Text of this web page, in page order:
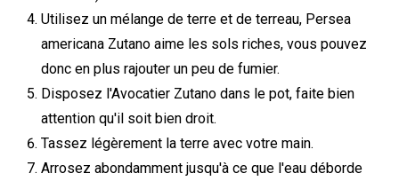
Utilisez un mélange de terre et de terreau, Persea
americana Zutano aime les sols riches, vous pouvez
donc en plus rajouter un peu de fumier.
Disposez l'Avocatier Zutano dans le pot, faite bien
attention qu'il soit bien droit.
Tassez légèrement la terre avec votre main.
Arrosez abondamment jusqu'à ce que l'eau déborde